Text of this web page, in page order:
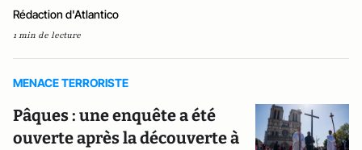
Rédaction d'Atlantico
1 min de lecture
MENACE TERRORISTE
Pâques : une enquête a été
ouverte après la découverte à